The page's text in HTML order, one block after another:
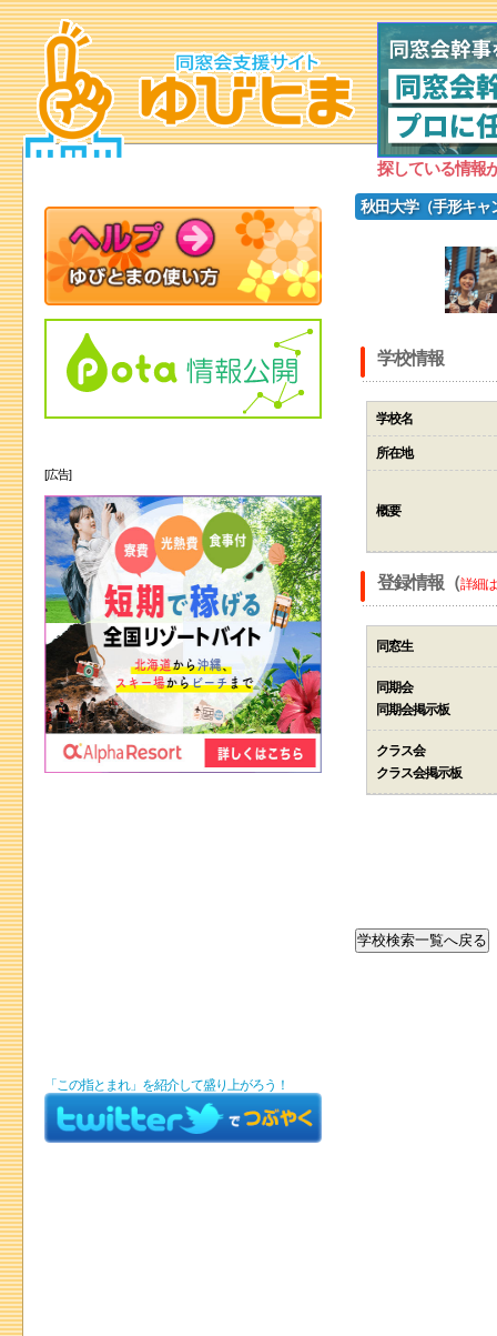
探している情報
秋田大学（手形キャ
学校情報
学校名
所在地
概要
登録情報（詳細
同窓生
同期会
同期会掲示板
クラス会
クラス会掲示板
[広告]
「この指とまれ」を紹介して盛り上がろう！